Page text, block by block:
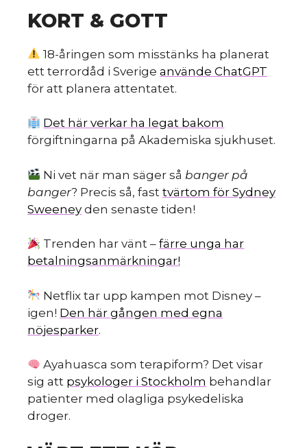
KORT & GOTT
18-åringen som misstänks ha planerat
ett terrordåd i Sverige använde ChatGPT
för att planera attentatet.
Det här verkar ha legat bakom
förgiftningarna på Akademiska sjukhuset.
Ni vet när man säger så banger på
banger? Precis så, fast tvärtom för Sydney
Sweeney den senaste tiden!
Trenden har vänt –färre unga har
betalningsanmärkningar!
Netflix tar upp kampen mot Disney –
igen! Den här gången med egna
nöjesparker.
Ayahuasca som terapiform? Det visar
sig att psykologer i Stockholm behandlar
patienter med olagliga psykedeliska
droger.